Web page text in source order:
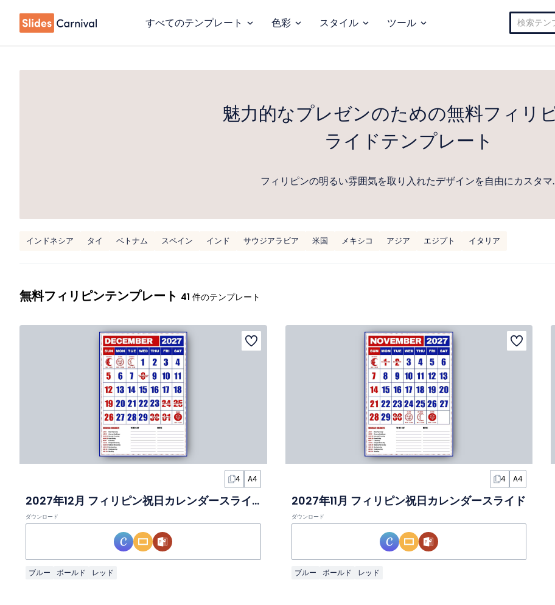
すべてのテンプレート 色彩 スタイル ツール
検
索:
魅力的なプレゼンのための無料フィリ
ライドテンプレート
フィリピンの明るい雰囲気を取り入れたデザインを自由にカスタマ
インドネシア タイ ベトナム スペイン インド サウジアラビア 米国 メキシコ アジア エジプト イタリア
無料フィリピンテンプレート 41 件のテンプレート
4 A4
2027年12月 フィリピン祝日カレンダースライド
ダウンロード
ブルー ボールド レッド
4 A4
2027年11月 フィリピン祝日カレンダースライド
ダウンロード
ブルー ボールド レッド